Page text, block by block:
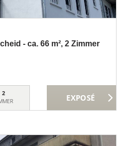
- ca. 66 m², 2 Zimmer
2